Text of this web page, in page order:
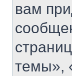
вам
темы»,